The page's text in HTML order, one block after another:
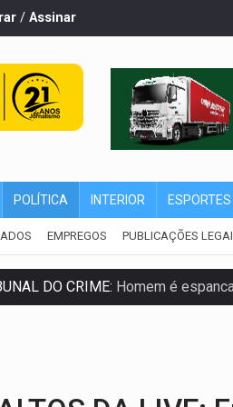
/ Assinar
POLÍTICA INTERIOR ESPORTES
EMPREGOS PUBLICAÇÕES
DO CRIME: Homem é
Plantar árvores